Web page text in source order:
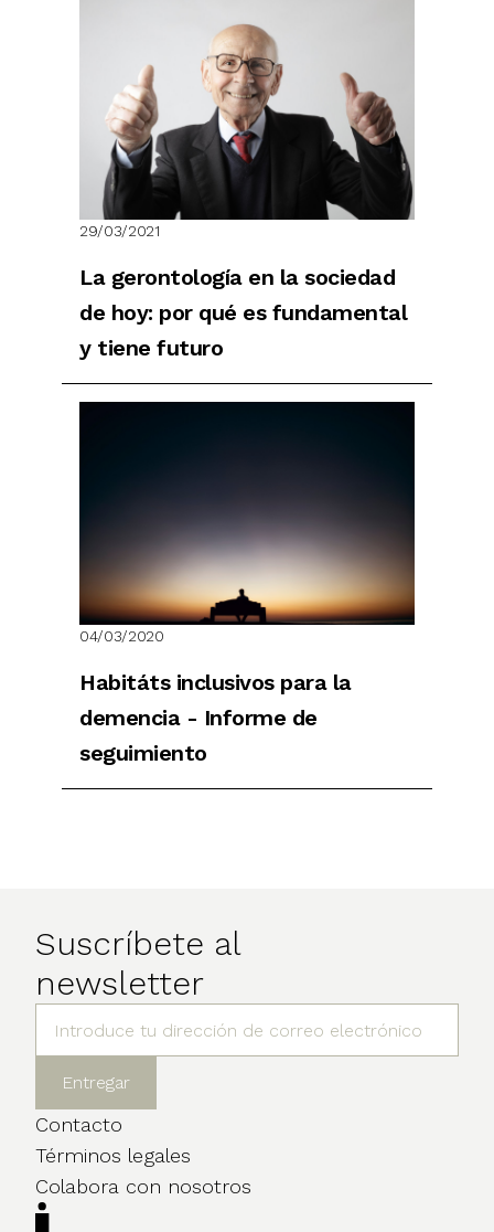
29/03/2021
La gerontología en la sociedad
de hoy: por qué es fundamental
y tiene futuro
04/03/2020
Habitáts inclusivos para la
demencia - Informe de
seguimiento
Suscríbete al
newsletter
Contacto
Términos legales
Colabora con nosotros